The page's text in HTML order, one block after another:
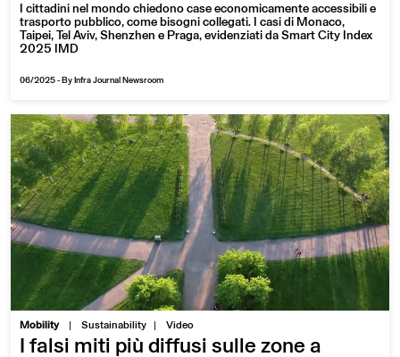
I cittadini nel mondo chiedono case economicamente accessibili e
trasporto pubblico, come bisogni collegati. I casi di Monaco,
Taipei, Tel Aviv, Shenzhen e Praga, evidenziati da Smart City Index
2025 IMD
06/2025 - By Infra Journal Newsroom
Mobility | Sustainability Video
I falsi miti più diffusi sulle zone a